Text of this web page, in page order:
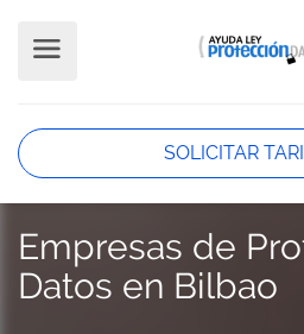
SOLICITAR
Empresas de
Datos en Bilbao